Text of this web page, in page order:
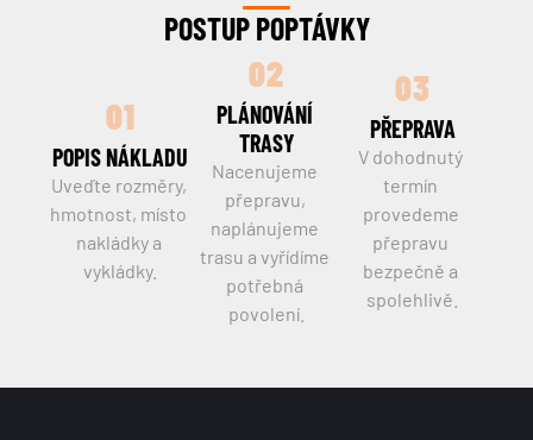
POSTUP POPTÁVKY
01
POPIS NÁKLADU
Uveďte rozměry,
hmotnost, místo
nakládky a
vykládky.
02
PLÁNOVÁNÍ
TRASY
Nacenujeme
přepravu,
naplánujeme
trasu a vyřídíme
potřebná
povolení.
03
PŘEPRAVA
V dohodnutý
termín
provedeme
přepravu
bezpečně a
spolehlivě.